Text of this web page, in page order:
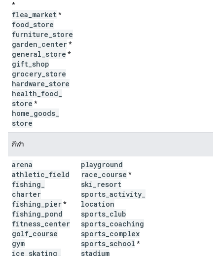
*
flea market*
food store
furniture store
garden center*
general store *
gift shop
grocery store
hardware store
health food
store *
home goods
store
กีฬา
arena
athletic field
fishing
charter
fishing pier*
fishing pond
fitness center
golf course
gym
ice skating
playground
race course *
ski resort
sports activity
location
sports club
sports coaching
sports complex
sports school *
stadium